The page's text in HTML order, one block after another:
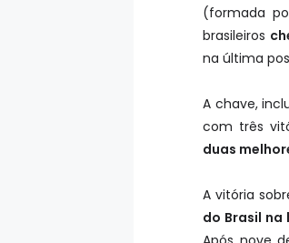
(formada
brasileiros
na última
A chave,
com três
duas
A vitória
do Brasil